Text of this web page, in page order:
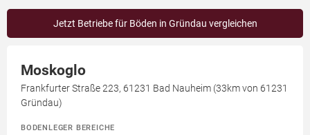
Jetzt Betriebe für Böden in Gründau vergleichen
Moskoglo
Frankfurter Straße 223, 61231 Bad Nauheim (33km von 61231
Gründau)
BODENLEGER BEREICHE